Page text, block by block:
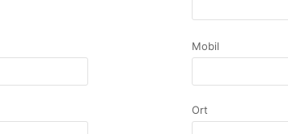
Mobil
Ort